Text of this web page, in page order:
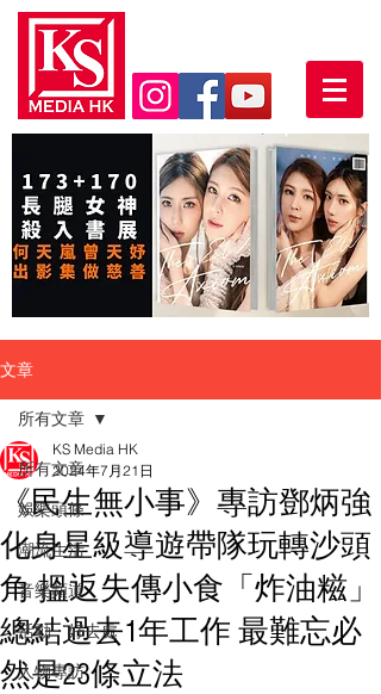
文章
所有文章
娛樂頭條
潮流生活
音樂頻道
活動・好去處
人物專訪
所有文章
《民生無小事》專訪鄧炳強
化身星級導遊帶隊玩轉沙頭
角 搵返失傳小食「炸油糍」
總結過去1年工作 最難忘必
然是23條立法
KS Media HK
2024年7月21日